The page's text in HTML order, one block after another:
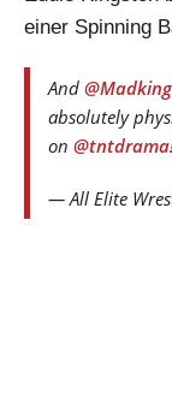
einer Spinning
And
absolutely
on @tntdrama
— All Elite